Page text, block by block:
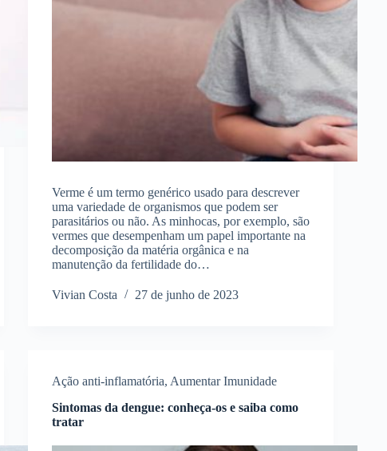
Verme é um termo genérico usado para descrever
uma variedade de organismos que podem ser
parasitários ou não. As minhocas, por exemplo, são
vermes que desempenham um papel importante na
decomposição da matéria orgânica e na
manutenção da fertilidade do…
Vivian Costa 27 de junho de 2023
Ação anti-inflamatória, Aumentar Imunidade
Sintomas da dengue: conheça-os e saiba como
tratar